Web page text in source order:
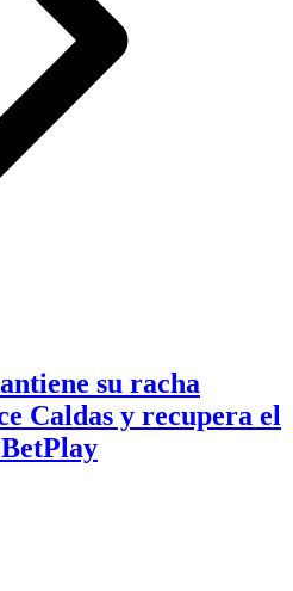
su racha
Caldas y recupera el